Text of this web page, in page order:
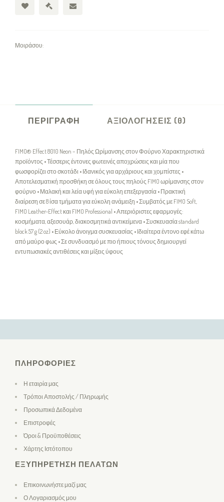
Μοιράσου:
ΠΕΡΙΓΡΑΦΉ ΑΞΙΟΛΟΓΉΣΕΙΣ (0)
FIMO® Effect 8010 Neon – Πηλός Ωρίμανσης στον Φούρνο Χαρακτηριστικά
προϊόντος • Τέσσερις έντονες φωτεινές αποχρώσεις και μία που
φωσφορίζει στο σκοτάδι • Ιδανικός για αρχάριους και χομπίστες •
Αποτελεσματική προσθήκη σε όλους τους πηλούς FIMO ωρίμανσης στον
φούρνο • Μαλακή και λεία υφή για εύκολη επεξεργασία • Πρακτική
διαίρεση σε 8 ίσα τμήματα για εύκολη ανάμειξη • Συμβατός με FIMO Soft,
FIMO Leather‑Effect και FIMO Professional • Απεριόριστες εφαρμογές:
κοσμήματα, αξεσουάρ, διακοσμητικά αντικείμενα • Συσκευασία standard
block 57 g (2 oz) • Εύκολο άνοιγμα συσκευασίας • Ιδιαίτερα έντονο εφέ κάτω
από μαύρο φως • Σε συνδυασμό με πιο ήπιους τόνους δημιουργεί
εντυπωσιακές αντιθέσεις και μίξεις ύφους
ΠΛΗΡΟΦΟΡΊΕΣ
Η εταιρία μας
Τρόποι Αποστολής / Πληρωμής
Προσωπικά Δεδομένα
Επιστροφές
Όροι & Προϋποθέσεις
Χάρτης Ιστότοπου
ΕΞΥΠΗΡΈΤΗΣΗ ΠΕΛΑΤΏΝ
Επικοινωνήστε μαζί μας
Ο Λογαριασμός μου